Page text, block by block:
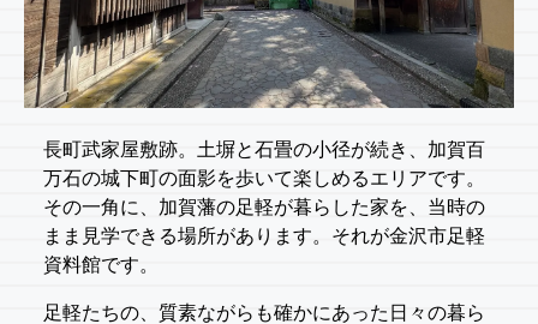
長町武家屋敷跡。土塀と石畳の小径が続き、加賀百
万石の城下町の面影を歩いて楽しめるエリアです。
その一角に、加賀藩の足軽が暮らした家を、当時の
まま見学できる場所があります。それが金沢市足軽
資料館です。
足軽たちの、質素ながらも確かにあった日々の暮ら